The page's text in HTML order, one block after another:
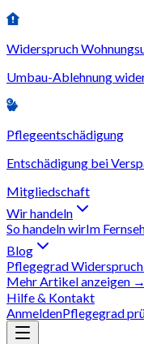
Widerspruch
Umbau-Ablehnung
Pflegeentschädigung
Entschädigung bei
Mitgliedschaft
Wir handeln
So handeln wirIm
Blog
Pflegegrad Widerspruch
Mehr Artikel anzeigen →
Hilfe & Kontakt
AnmeldenPflegegrad